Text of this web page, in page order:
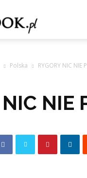
Polska RYGORY NIC NIE
NIC NIE